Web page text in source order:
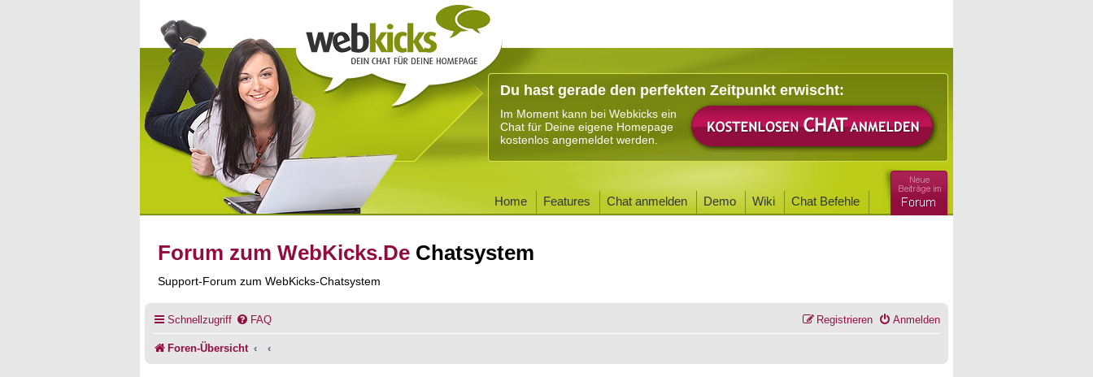
Du hast gerade den perfekten Zeitpunkt erwischt:
Im Moment kann bei Webkicks ein
Chat für Deine eigene Homepage
kostenlos angemeldet werden.
Home Features Chat anmelden Demo Wiki Chat Befehle
Forum zum WebKicks.De Chatsystem
Support-Forum zum WebKicks-Chatsystem
Schnellzugriff FAQ Anmelden
Registrieren
Foren-Übersicht